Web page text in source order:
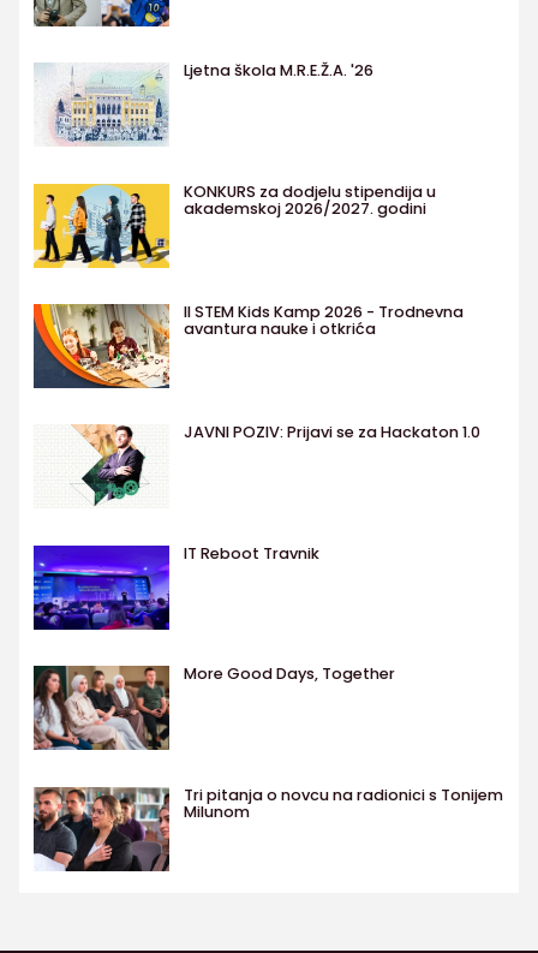
Ljetna škola M.R.E.Ž.A. '26
KONKURS za dodjelu stipendija u
akademskoj 2026/2027. godini
II STEM Kids Kamp 2026 - Trodnevna
avantura nauke i otkrića
JAVNI POZIV: Prijavi se za Hackaton 1.0
IT Reboot Travnik
More Good Days, Together
Tri pitanja o novcu na radionici s Tonijem
Milunom